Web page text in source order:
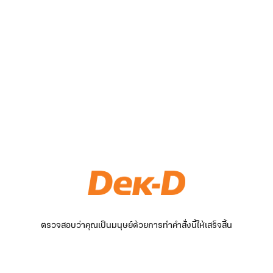
ตรวจสอบว่าคุณเป็นมนุษย์ด้วยการทำคำสั่งนี้ให้เสร็จสิ้น